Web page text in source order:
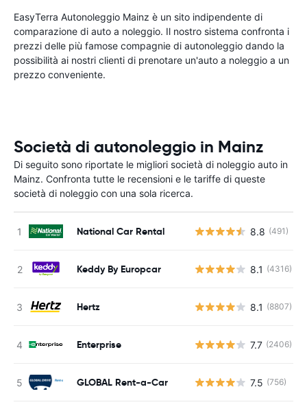
EasyTerra Autonoleggio Mainz è un sito indipendente di
comparazione di auto a noleggio. Il nostro sistema confronta i
prezzi delle più famose compagnie di autonoleggio dando la
possibilità ai nostri clienti di prenotare un'auto a noleggio a un
prezzo conveniente.
Società di autonoleggio in Mainz
Di seguito sono riportate le migliori società di noleggio auto in
Mainz. Confronta tutte le recensioni e le tariffe di queste
società di noleggio con una sola ricerca.
National Car Rental 8.8 (491)
Keddy By Europcar 8.1 (4316)
Hertz 8.1 (8807)
Enterprise 7.7 (2406)
GLOBAL Rent-a-Car 7.5 (756)